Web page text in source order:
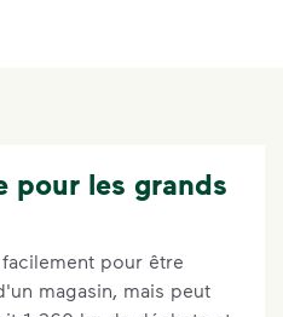
pour les grands
pour être
magasin, mais peut